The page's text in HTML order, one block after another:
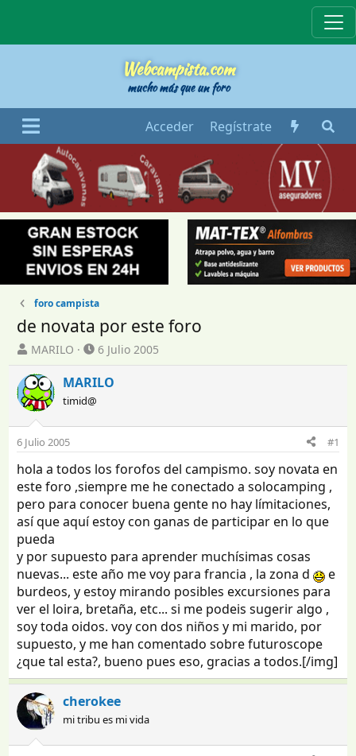
Webcampista.com
mucho más que un foro
Acceder Regístrate
foro campista
de novata por este foro
I
n
i
c
i
a
d
o
r
d
e
l
t
e
m
a
MARILO
F
e
c
d
i
n
i
c
o
6 Julio 2005
MARILO
timid@
6 Julio 2005 #1
hola a todos los forofos del campismo. soy novata en
este foro ,siempre me he conectado a solocamping ,
pero para conocer buena gente no hay límitaciones,
así que aquí estoy con ganas de participar en lo que
pueda
y por supuesto para aprender muchísimas cosas
nuevas... este año me voy para francia , la zona d
e
burdeos, y estoy mirando posibles excursiones para
ver el loira, bretaña, etc... si me podeis sugerir algo ,
soy toda oidos. voy con dos niños y mi marido, por
supuesto, y me han comentado sobre futuroscope
¿que tal esta?, bueno pues eso, gracias a todos.[/img]
cherokee
mi tribu es mi vida